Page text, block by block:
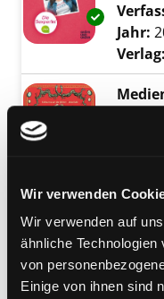
Wir verwenden
Wir verwenden auf
ähnliche
von
Einige von ihnen sind
Jahr:
Verlag:
Jahr: